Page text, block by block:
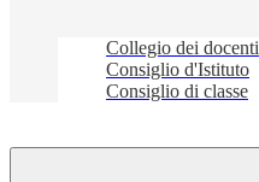
Collegio dei docenti
Consiglio d'Istituto
Consiglio di classe